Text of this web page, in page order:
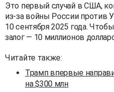
Это первый случай в США,
из-за войны России против
10 сентября 2025 года.
залог — 10 миллионов
Читайте также:
Трамп впервые
на $300 млн